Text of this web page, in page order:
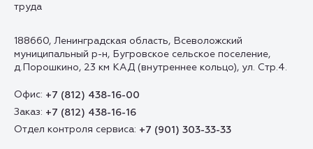
188660, Ленинградская область, Всеволожский
муниципальный р-н, Бугровское сельское поселение,
д.Порошкино, 23 км КАД (внутреннее кольцо), ул. Стр.4.
Офис: +7 (812) 438-16-00
Заказ: +7 (812) 438-16-16
Отдел контроля сервиса: +7 (901) 303-33-33
труда